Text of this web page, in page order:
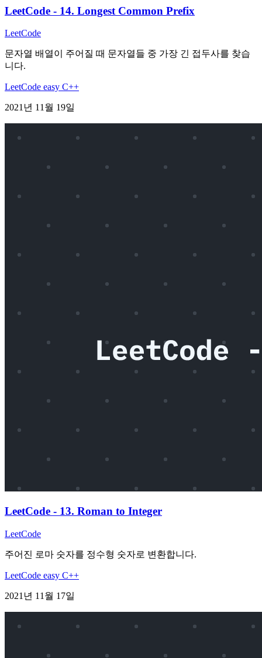
LeetCode - 14. Longest Common Prefix
LeetCode
문자열 배열이 주어질 때 문자열들 중 가장 긴 접두사를 찾습
니다.
LeetCode easy C++
2021년 11월 19일
LeetCode - 13. Roman to Integer
LeetCode
주어진 로마 숫자를 정수형 숫자로 변환합니다.
LeetCode easy C++
2021년 11월 17일